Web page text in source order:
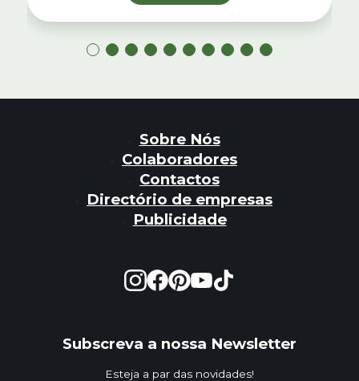
Sobre Nós
Colaboradores
Contactos
Directório de empresas
Publicidade
Subscreva a nossa Newsletter
Esteja a par das novidades!